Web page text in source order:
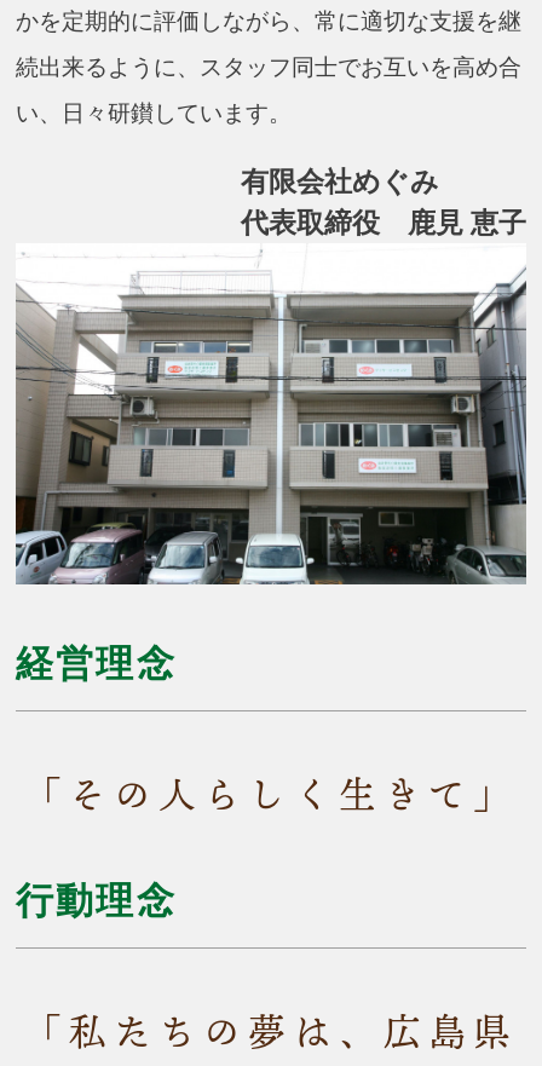
かを定期的に評価しながら、常に適切な支援を継
続出来るように、スタッフ同士でお互いを高め合
い、日々研鑚しています。
有限会社めぐみ
代表取締役 鹿見 恵子
経営理念
「その人らしく生きて」
行動理念
「私たちの夢は、広島県